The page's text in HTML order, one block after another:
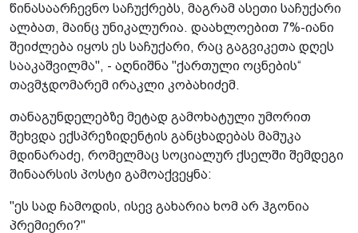
წინასაარჩევნო საჩუქრებს, მაგრამ ასეთი საჩუქარი
ალბათ, მაინც უნიკალურია. დაახლოებით 7%-იანი
შეიძლება იყოს ეს საჩუქარი, რაც გაგვიკეთა დღეს
სააკაშვილმა", - აღნიშნა "ქართული ოცნების“
თავმჯდომარემ ირაკლი კობახიძემ.
თანაგუნდელებზე მეტად გამოხატული უმორით
შეხვდა ექსპრეზიდენტის განცხადებას მამუკა
მდინარაძე, რომელმაც სოციალურ ქსელში შემდეგი
შინაარსის პოსტი გამოაქვეყნა:
"ეს სად ჩამოდის, ისევ გახარია ხომ არ ჰგონია
პრემიერი?"